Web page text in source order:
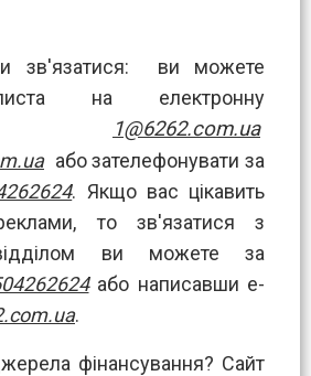
зв'язатися: ви можете
на електронну
1@6262.com.ua
або зателефонувати за
. Якщо вас цікавить
то зв'язатися з
ви можете за
або написавши е-
.
фінансування? Сайт